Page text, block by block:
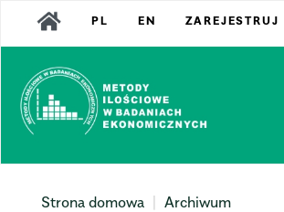
Main
Navigation
Content
Sidebar
PL EN ZAREJESTRUJ
Strona domowa
Archiwum